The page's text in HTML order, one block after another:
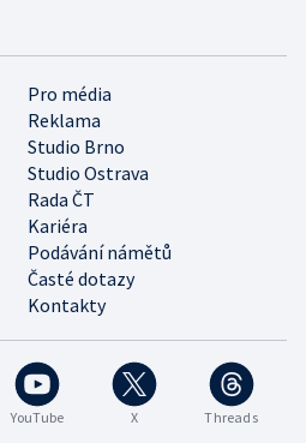
YouTube X Threads
Pro média
Reklama
Studio Brno
Studio Ostrava
Rada ČT
Kariéra
Podávání námětů
Časté dotazy
Kontakty